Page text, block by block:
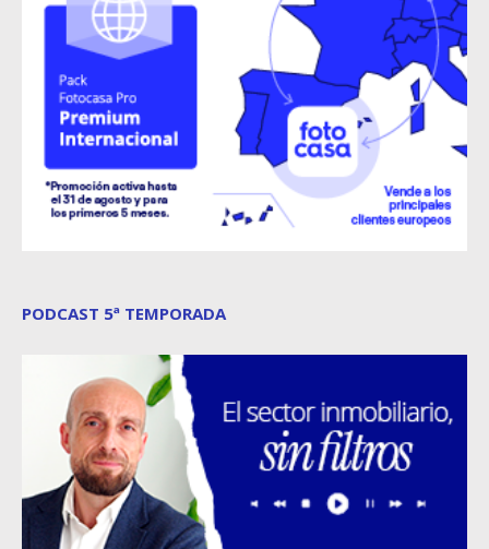
PODCAST 5ª TEMPORADA